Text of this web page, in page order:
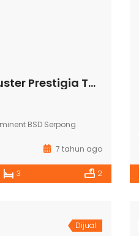
Dijual Rumah Cluster Prestigia The Eminent BSD Serpong
BSD Serpong
7 tahun ago
3 2
Dijual